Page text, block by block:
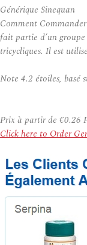
Générique Sinequan
Comment
fait partie d’un groupe
tricycliques. Il est
Note 4.2 étoiles, basé
Prix à partir de €0.26
Click here to Order